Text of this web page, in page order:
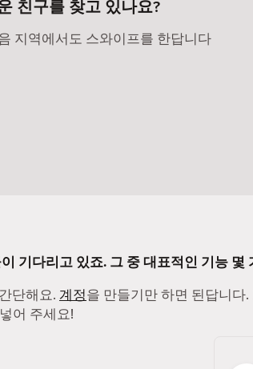
친구를 찾고 있나요?
지역에서도 스와이프를 한답니다
기다리고 있죠. 그 중 대표적인 기능
단해요. 계정을 만들기만 하면 된답니다
어 주세요!